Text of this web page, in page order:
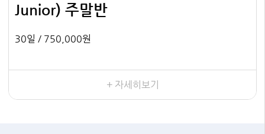
Junior) 주말반
30일 / 750,000원
+ 자세히보기